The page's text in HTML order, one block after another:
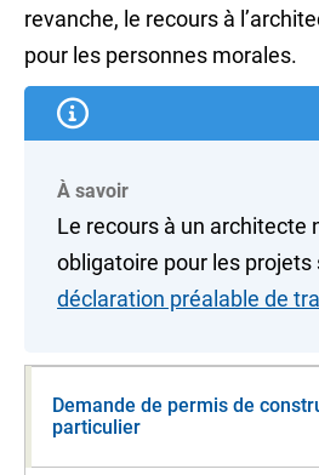
revanche, le recours à
pour les personnes morales.
À savoir
Le recours à un architecte
obligatoire pour les projets
déclaration préalable de
Demande de permis de
particulier